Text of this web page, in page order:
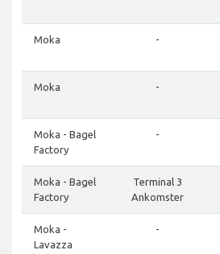
Moka -
Moka -
Moka - Bagel
Factory
-
Moka - Bagel
Factory
Terminal 3
Ankomster
Moka -
Lavazza
-